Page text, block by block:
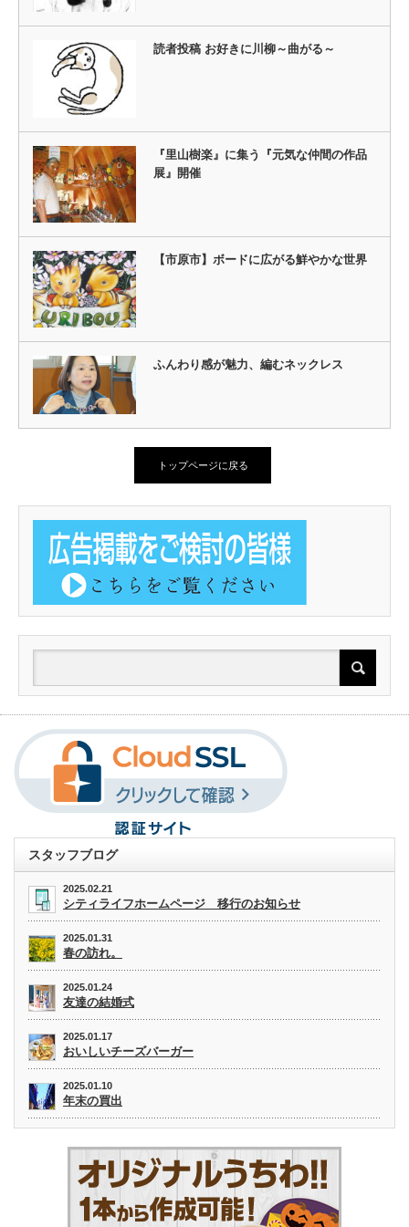
読者投稿 お好きに川柳～曲がる～
『里山樹楽』に集う『元気な仲間の作品
展』開催
【市原市】ボードに広がる鮮やかな世界
ふんわり感が魅力、編むネックレス
トップページに戻る
スタッフブログ
2025.02.21
シティライフホームページ 移行のお知らせ
2025.01.31
春の訪れ。
2025.01.24
友達の結婚式
2025.01.17
おいしいチーズバーガー
2025.01.10
年末の買出